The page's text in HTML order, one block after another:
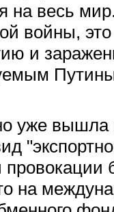
на весь
войны,
и
уже вышла
на